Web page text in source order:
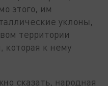
этого, им
уклоны,
территории
которая к нему
сказать, народная